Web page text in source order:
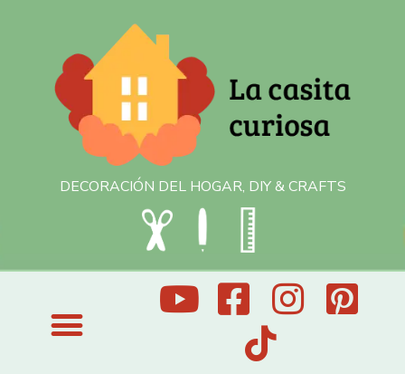
DECORACIÓN DEL HOGAR, DIY & CRAFTS